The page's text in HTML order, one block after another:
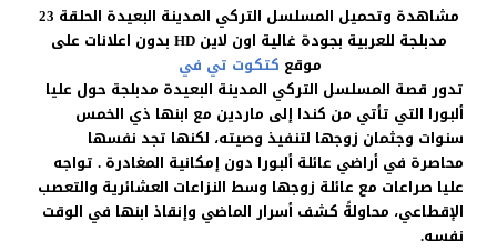
مشاهدة وتحميل المسلسل التركي المدينة البعيدة الحلقة 23
مدبلجة للعربية بجودة غالية اون لاين HD بدون اعلانات على
موقع كتكوت تي في
تدور قصة المسلسل التركي المدينة البعيدة مدبلجة حول عليا
ألبورا التي تأتي من كندا إلى ماردين مع ابنها ذي الخمس
سنوات وجثمان زوجها لتنفيذ وصيته، لكنها تجد نفسها
محاصرة في أراضي عائلة ألبورا دون إمكانية المغادرة . تواجه
عليا صراعات مع عائلة زوجها وسط النزاعات العشائرية والتعصب
الإقطاعي، محاولةً كشف أسرار الماضي وإنقاذ ابنها في الوقت
نفسه.